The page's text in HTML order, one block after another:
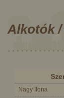
Alkotók /
Nagy Ilona